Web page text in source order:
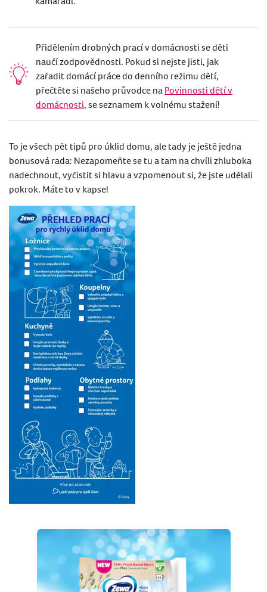
Přidělením drobných prací v domácnosti se děti
naučí zodpovědnosti. Pokud si nejste jisti, jak
zařadit domácí práce do denního režimu dětí,
přečtěte si našeho průvodce na Povinnosti dětí v
domácnosti, se seznamem k volnému stažení!
To je všech pět tipů pro úklid domu, ale tady je ještě jedna
bonusová rada: Nezapomeňte se tu a tam na chvíli zhluboka
nadechnout, vyčistit si hlavu a vzpomenout si, že jste udělali
pokrok. Máte to v kapse!